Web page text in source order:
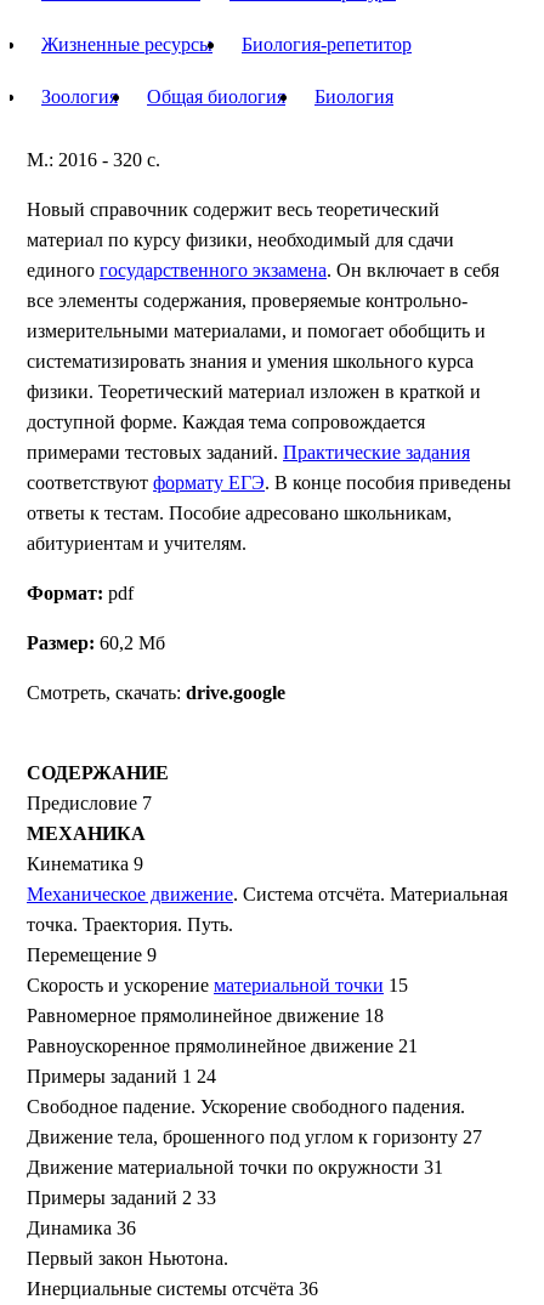
Жизненные ресурсы Биология-репетитор
Зоология Общая биология Биология
М.: 2016 - 320 с.
Новый справочник содержит весь теоретический
материал по курсу физики, необходимый для сдачи
единого государственного экзамена. Он включает в себя
все элементы содержания, проверяемые контрольно-
измерительными материалами, и помогает обобщить и
систематизировать знания и умения школьного курса
физики. Теоретический материал изложен в краткой и
доступной форме. Каждая тема сопровождается
примерами тестовых заданий. Практические задания
соответствуют формату ЕГЭ. В конце пособия приведены
ответы к тестам. Пособие адресовано школьникам,
абитуриентам и учителям.
Формат: pdf
Размер: 60,2 Мб
Смотреть, скачать: drive.google
СОДЕРЖАНИЕ
Предисловие 7
МЕХАНИКА
Кинематика 9
Механическое движение. Система отсчёта. Материальная
точка. Траектория. Путь.
Перемещение 9
Скорость и ускорение материальной точки 15
Равномерное прямолинейное движение 18
Равноускоренное прямолинейное движение 21
Примеры заданий 1 24
Свободное падение. Ускорение свободного падения.
Движение тела, брошенного под углом к горизонту 27
Движение материальной точки по окружности 31
Примеры заданий 2 33
Динамика 36
Первый закон Ньютона.
Инерциальные системы отсчёта 36